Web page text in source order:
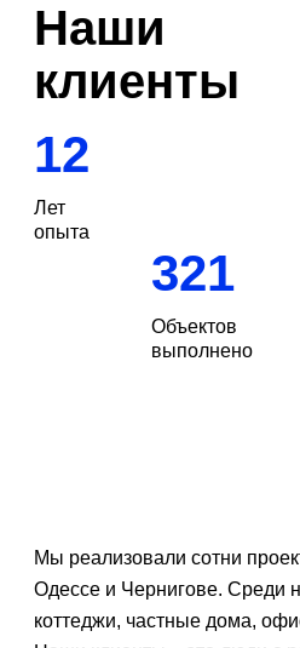
Наши
клиенты
12
Лет
опыта
321
Объектов
выполнено
Мы реализовали сотни
Одессе и Чернигове. Среди
коттеджи, частные дома,